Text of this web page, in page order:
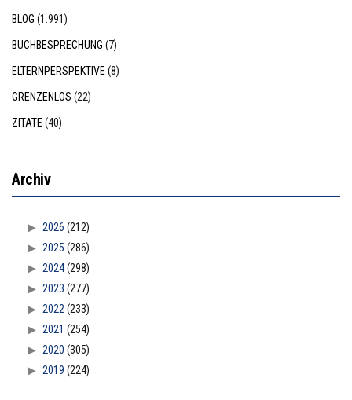
BLOG (1.991)
BUCHBESPRECHUNG (7)
ELTERNPERSPEKTIVE (8)
GRENZENLOS (22)
ZITATE (40)
Archiv
2026 (212)
2025 (286)
2024(298)
2023 (277)
2022 (233)
2021 (254)
2020 (305)
2019 (224)